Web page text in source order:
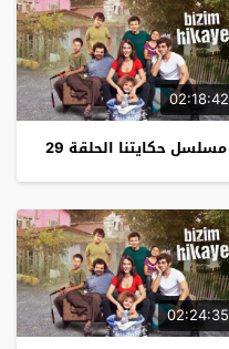
02:18:42
مسلسل حكايتنا الحلقة 29
02:24:35